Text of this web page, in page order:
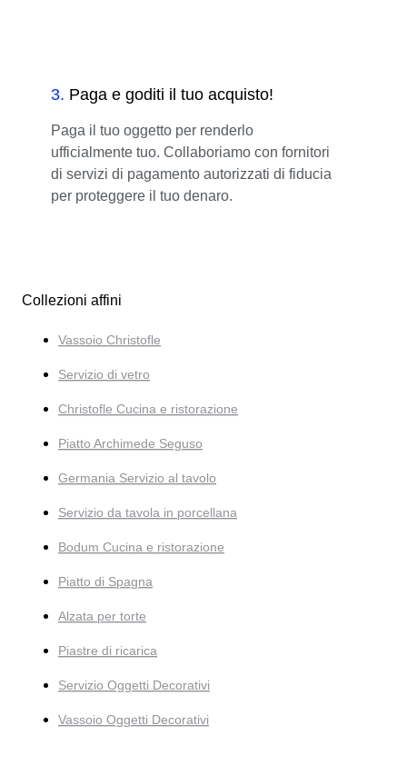
3. Paga e goditi il tuo acquisto!
Paga il tuo oggetto per renderlo
ufficialmente tuo. Collaboriamo con fornitori
di servizi di pagamento autorizzati di fiducia
per proteggere il tuo denaro.
Collezioni affini
Vassoio Christofle
Servizio di vetro
Christofle Cucina e ristorazione
Piatto Archimede Seguso
Germania Servizio al tavolo
Servizio da tavola in porcellana
Bodum Cucina e ristorazione
Piatto di Spagna
Alzata per torte
Piastre di ricarica
Servizio Oggetti Decorativi
Vassoio Oggetti Decorativi